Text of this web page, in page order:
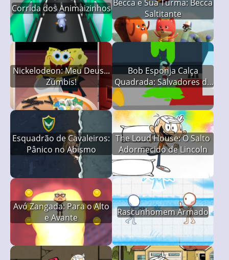
Corrida dos Animaizinhos Becca e Sua Turma: Becca
Saltitante
Nickelodeon: Meu Deus...
Zumbis!
Bob Esponja Calça
Quadrada: Salvadores da
Gosma
Esquadrão de Cavaleiros:
Pânico no Abismo
The Loud House: O Salto
Adormecido de Lincoln
Avó Zangada: Para o Alto
e Avante
Rascunhomem Armado